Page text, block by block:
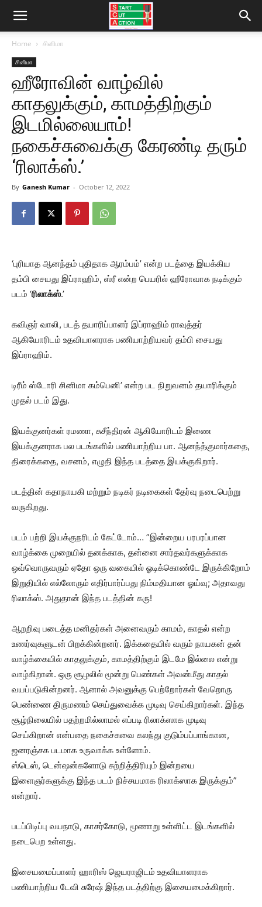
Home சினிமா
சினிமா
ஹீரோவின் வாழ்வில்
காதலுக்கும், காமத்திற்கும்
இடமில்லையாம்!
நகைச்சுவைக்கு கேரண்டி தரும்
‘ரிலாக்ஸ்.’
By Ganesh Kumar - October 12, 2022
‘புரியாத ஆனந்தம் புதிதாக ஆரம்பம்’ என்ற படத்தை இயக்கிய
தம்பி சையது இப்ராஹிம், ஸ்ரீ என்ற பெயரில் ஹீரோவாக நடிக்கும்
படம் ‘ரிலாக்ஸ்.’
கவிஞர் வாலி, படத் தயாரிப்பாளர் இப்ராஹிம் ராவுத்தர்
ஆகியோரிடம் உதவியாளராக பணியாற்றியவர் தம்பி சையது
இப்ராஹிம்.
டிரீம் ஸ்டோரி சினிமா கம்பெனி’ என்ற பட நிறுவனம் தயாரிக்கும்
முதல் படம் இது.
இயக்குனர்கள் ரமணா, சுசீந்திரன் ஆகியோரிடம் இணை
இயக்குனராக பல படங்களில் பணியாற்றிய பா. ஆனந்த்குமார்கதை,
திரைக்கதை, வசனம், எழுதி இந்த படத்தை இயக்குகிறார்.
படத்தின் கதாநாயகி மற்றும் நடிகர் நடிகைகள் தேர்வு நடைபெற்று
வருகிறது.
படம் பற்றி இயக்குநரிடம் கேட்டோம்… ”இன்றைய பரபரப்பான
வாழ்க்கை முறையில் தனக்காக, தன்னை சார்தவர்களுக்காக
ஒவ்வொருவரும் ஏதோ ஒரு வகையில் ஓடிக்கொண்டே இருக்கிறோம்
இறுதியில் எல்லோரும் எதிர்பார்ப்பது நிம்மதியான ஓய்வு; அதாவது
ரிலாக்ஸ். அதுதான் இந்த படத்தின் கரு!
ஆறறிவு படைத்த மனிதர்கள் அனைவரும் காமம், காதல் என்ற
உணர்வுகளுடன் பிறக்கின்றனர். இக்கதையில் வரும் நாயகன் தன்
வாழ்க்கையில் காதலுக்கும், காமத்திற்கும் இடமே இல்லை என்று
வாழ்கிறான். ஒரு சூழலில் மூன்று பெண்கள் அவன்மீது காதல்
வயப்படுகின்றனர். ஆனால் அவனுக்கு பெற்றோர்கள் வேறொரு
பெண்ணை திருமணம் செய்துவைக்க முடிவு செய்கிறார்கள். இந்த
சூழ்நிலையில் பதற்றமில்லாமல் எப்படி ரிலாக்ஸாக முடிவு
செய்கிறான் என்பதை நகைச்சுவை கலந்து குடும்பப்பாங்கான,
ஜனரஞ்சக படமாக உருவாக்க உள்ளோம்.
ஸ்டெஸ், டென்ஷன்களோடு சுற்றித்திரியும் இன்றயை
இளைஞர்களுக்கு இந்த படம் நிச்சயமாக ரிலாக்ஸாக இருக்கும்”
என்றார்.
படப்பிடிப்பு வயநாடு, காசர்கோடு, மூணாறு உள்ளிட்ட இடங்களில்
நடைபெற உள்ளது.
இசையமைப்பாளர் ஹாரிஸ் ஜெயராஜிடம் உதவியாளராக
பணியாற்றிய டேவி சுரேஷ் இந்த படத்திற்கு இசையமைக்கிறார்.